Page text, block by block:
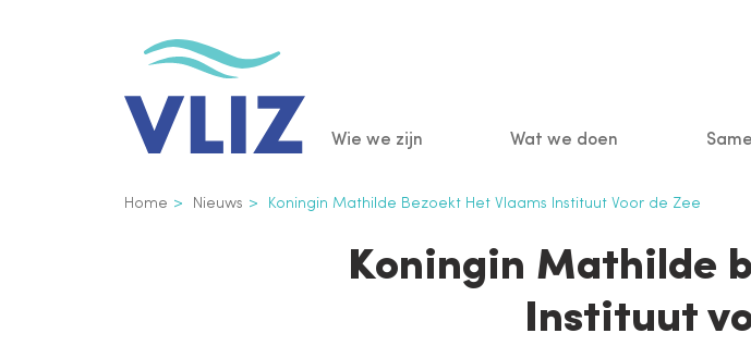
Main
navigation
Wie we zijn Wat we doen
Kruimelpad
Home Nieuws Koningin Mathilde Bezoekt Het Vlaams Instituut Voor de Zee
Koningin Mathilde
Instituut